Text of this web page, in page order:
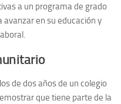
a un programa de grado
en su educación y
de dos años de un colegio
que tiene parte de la